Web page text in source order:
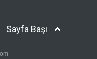
yanına çekmeye
Sayfa Başı